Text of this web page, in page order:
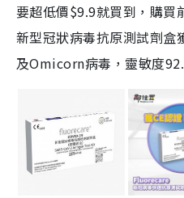
要超低價$9.9就買到，購買
新型冠狀病毒抗原測試劑
及Omicorn病毒，靈敏度